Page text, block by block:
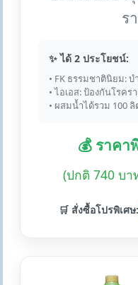
ร
✨ ได้ 2 ประโยชน์:
• FK ธรรมชาตินิยม:
• ไอเอส: ป้องกันโรคร
• ผสมน้ำได้รวม 100 ลิ
💰 ราคา
(ปกติ 740 บา
🛒 สั่งซื้อโปรพิเศษ: